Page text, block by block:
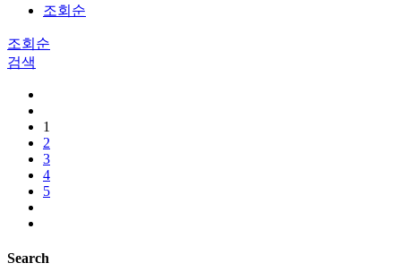
조회순
조회순
검색
1
2
3
4
5
Search